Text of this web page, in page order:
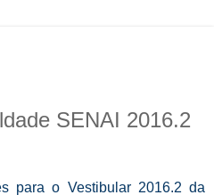
SENAI 2016.2
para o Vestibular 2016.2 da